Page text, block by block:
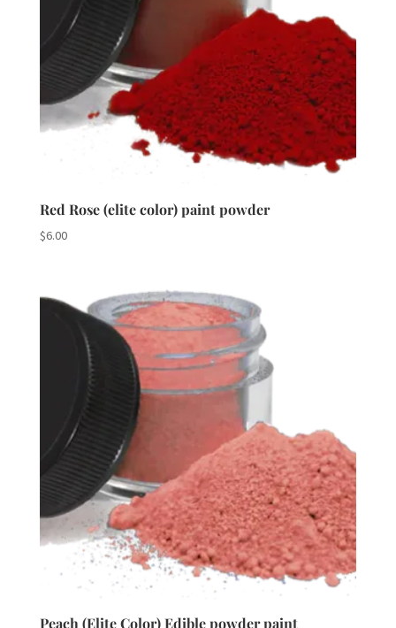
Red Rose (elite color) paint powder
$6.00
Peach (Elite Color) Edible powder paint